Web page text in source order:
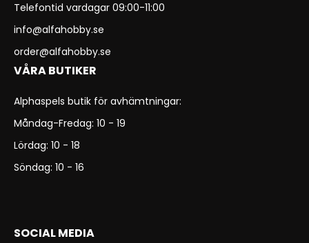
Telefontid vardagar 09:00-11:00
info@alfahobby.se
order@alfahobby.se
VÅRA BUTIKER
Alphaspels butik för avhämtningar:
Måndag-Fredag: 10 - 19
Lördag: 10 - 18
Söndag: 10 - 16
SOCIAL MEDIA